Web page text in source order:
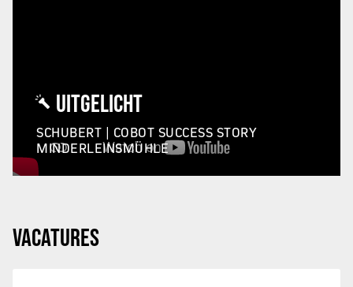
UITGELICHT
SCHUBERT | COBOT SUCCESS STORY
MINDERLEINSMÜHLE
VACATURES